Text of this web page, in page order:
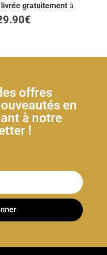
livrée gratuitement à
offres
en
à notre
!